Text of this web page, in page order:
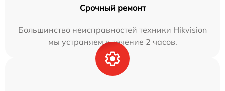
Срочный ремонт
Большинство неисправностей техники Hikvision
мы устраняем в течение 2 часов.